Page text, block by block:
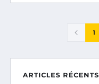
1
ARTICLES RÉCENTS